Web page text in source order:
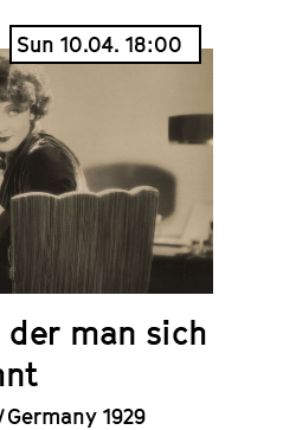
Sun 10.04. 18:00
der man sich
1929